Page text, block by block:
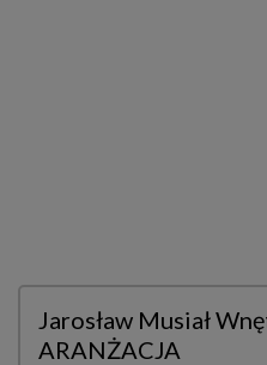
Jarosław Musiał
ARANŻACJA